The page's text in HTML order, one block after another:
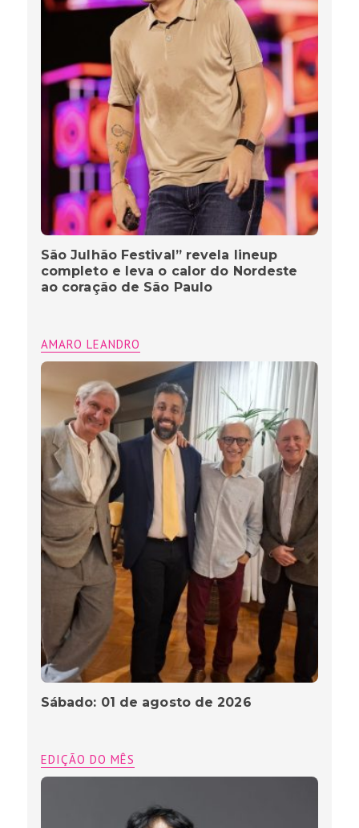
São Julhão Festival” revela lineup
completo e leva o calor do Nordeste
ao coração de São Paulo
AMARO LEANDRO
Sábado: 01 de agosto de 2026
EDIÇÃO DO MÊS